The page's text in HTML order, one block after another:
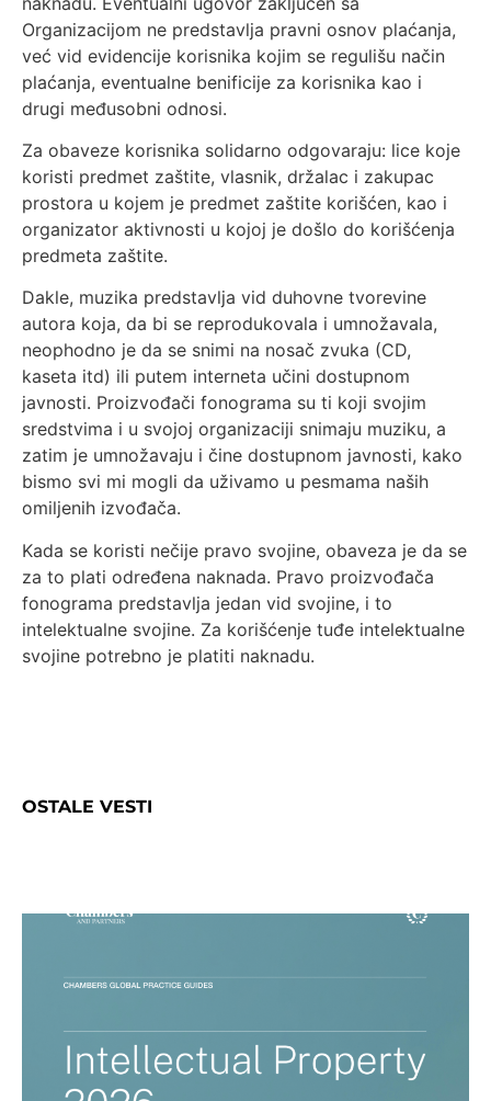
Organizacijom ne predstavlja pravni osnov plaćanja,
već vid evidencije korisnika kojim se regulišu način
plaćanja, eventualne benificije za korisnika kao i
drugi međusobni odnosi.
Za obaveze korisnika solidarno odgovaraju: lice koje
koristi predmet zaštite, vlasnik, držalac i zakupac
prostora u kojem je predmet zaštite korišćen, kao i
organizator aktivnosti u kojoj je došlo do korišćenja
predmeta zaštite.
Dakle, muzika predstavlja vid duhovne tvorevine
autora koja, da bi se reprodukovala i umnožavala,
neophodno je da se snimi na nosač zvuka (CD,
kaseta itd) ili putem interneta učini dostupnom
javnosti. Proizvođači fonograma su ti koji svojim
sredstvima i u svojoj organizaciji snimaju muziku, a
zatim je umnožavaju i čine dostupnom javnosti, kako
bismo svi mi mogli da uživamo u pesmama naših
omiljenih izvođača.
Kada se koristi nečije pravo svojine, obaveza je da se
za to plati određena naknada. Pravo proizvođača
fonograma predstavlja jedan vid svojine, i to
intelektualne svojine. Za korišćenje tuđe intelektualne
svojine potrebno je platiti naknadu.
OSTALE VESTI